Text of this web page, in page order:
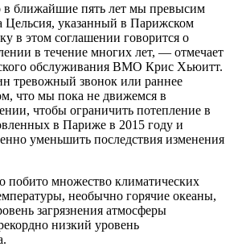
в ближайшие пять лет мы превысим
Цельсия, указанный в Парижском
в этом соглашении говорится о
в течение многих лет, — отмечает
обслуживания ВМО Крис Хьюитт.
тревожный звонок или раннее
что мы пока не движемся в
чтобы ограничить потепление в
в Париже в 2015 году и
уменьшить последствия изменения
побито множество климатических
необычно горячие океаны,
загрязнения атмосферы
низкий уровень